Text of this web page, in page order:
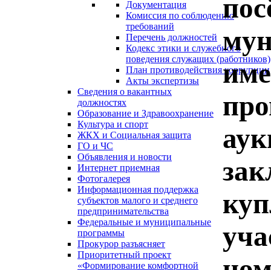
Документация
Комиссия по соблюдению
требований
Перечень должностей
Кодекс этики и служебного
поведения служащих (работников)
План противодействия коррупции
Акты экспертизы
Сведения о вакантных
должностях
Образование и Здравоохранение
Культура и спорт
ЖКХ и Социальная защита
ГО и ЧС
Объявления и новости
Интернет приемная
Фотогалерея
Информационная поддержка
субъектов малого и среднего
предпринимательства
Федеральные и муниципальные
программы
Прокурор разъясняет
Приоритетный проект
«Формирование комфортной